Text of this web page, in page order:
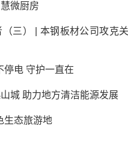
微厨房
（三） | 本钢板材公司攻克
停电 守护一直在
城 助力地方清洁能源发展
生态旅游地